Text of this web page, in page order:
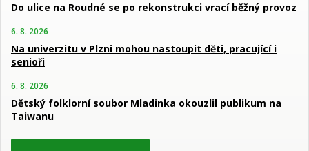
Do ulice na Roudné se po rekonstrukci vrací běžný provoz
6. 8. 2026
Na univerzitu v Plzni mohou nastoupit děti, pracující i
senioři
6. 8. 2026
Dětský folklorní soubor Mladinka okouzlil publikum na
Taiwanu